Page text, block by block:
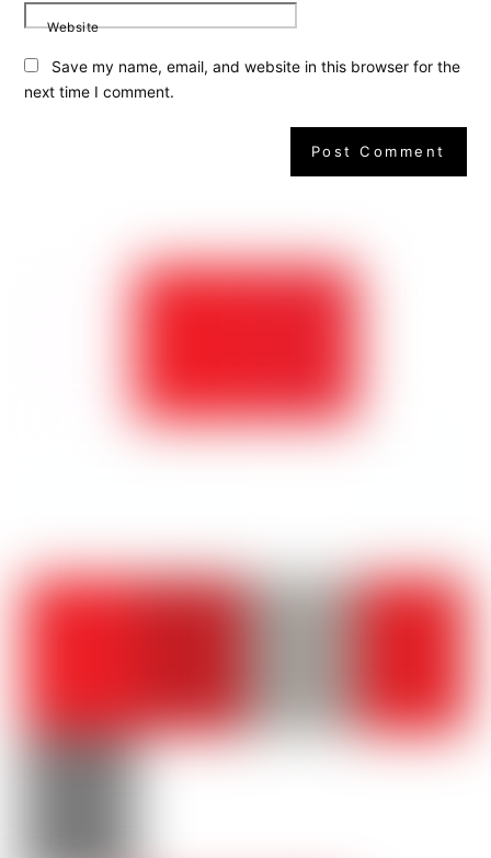
Website
Save my name, email, and website in this browser for the
next time I comment.